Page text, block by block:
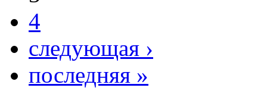
4
следующая ›
последняя »